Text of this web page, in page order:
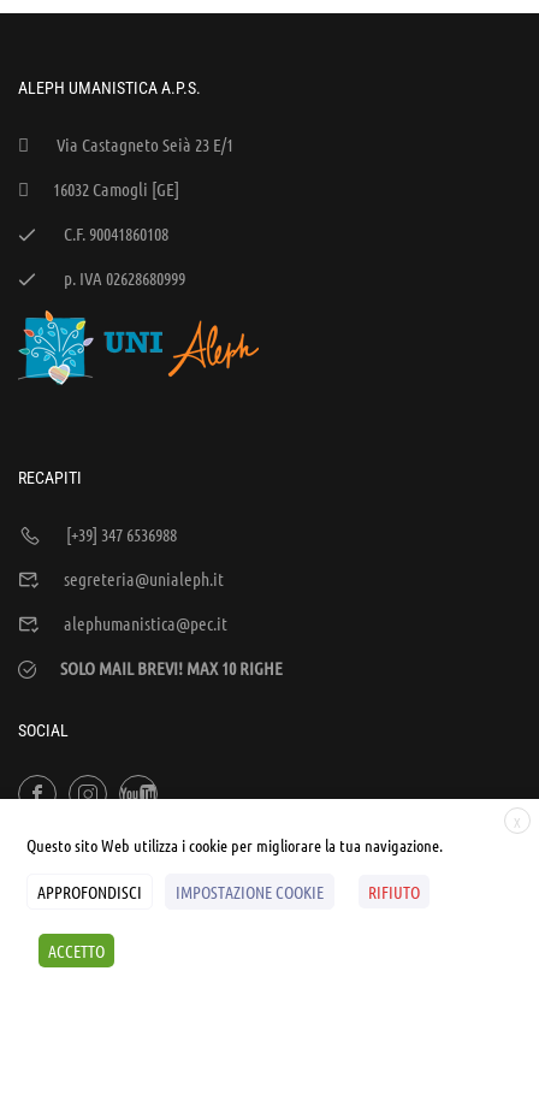
ALEPH UMANISTICA A.P.S.
Via Castagneto Seià 23 E/1
16032 Camogli [GE]
C.F. 90041860108
p. IVA 02628680999
RECAPITI
[+39] 347 6536988
segreteria@unialeph.it
alephumanistica@pec.it
SOLO MAIL BREVI! MAX 10 RIGHE
SOCIAL
Sintesi e liberatorie
X
Questo sito Web utilizza i cookie per migliorare la tua navigazione.
APPROFONDISCI IMPOSTAZIONE COOKIE RIFIUTO
ACCETTO